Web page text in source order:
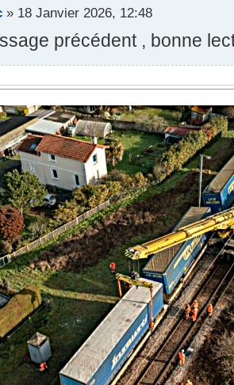
» 18 Janvier 2026, 12:48
précédent , bonne